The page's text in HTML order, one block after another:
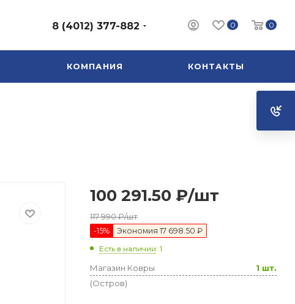
0 0
8 (4012) 377-882
КОМПАНИЯ КОНТАКТЫ
100 291.50 ₽/шт
117 990₽/шт
-15% Экономия 17 698.50 ₽
Есть в наличии: 1
Магазин Ковры
(Остров)
1 шт.